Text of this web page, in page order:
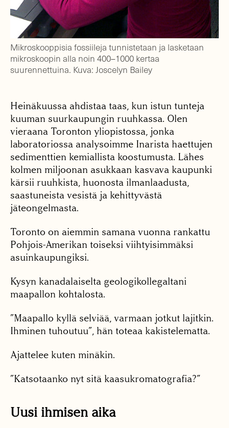
Mikroskooppisia fossiileja tunnistetaan ja lasketaan
mikroskoopin alla noin 400–1000 kertaa
suurennettuina. Kuva: Joscelyn Bailey
Heinäkuussa ahdistaa taas, kun istun tunteja
kuuman suurkaupungin ruuhkassa. Olen
vieraana Toronton yliopistossa, jonka
laboratoriossa analysoimme Inarista haettujen
sedimenttien kemiallista koostumusta. Lähes
kolmen miljoonan asukkaan kasvava kaupunki
kärsii ruuhkista, huonosta ilmanlaadusta,
saastuneista vesistä ja kehittyvästä
jäteongelmasta.
Toronto on aiemmin samana vuonna rankattu
Pohjois-Amerikan toiseksi viihtyisimmäksi
asuinkaupungiksi.
Kysyn kanadalaiselta geologikollegaltani
maapallon kohtalosta.
”Maapallo kyllä selviää, varmaan jotkut lajitkin.
Ihminen tuhoutuu”, hän toteaa kakistelematta.
Ajattelee kuten minäkin.
”Katsotaanko nyt sitä kaasukromatografia?”
Uusi ihmisen aika